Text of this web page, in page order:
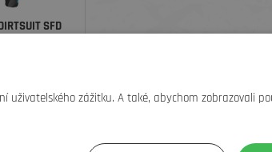
SFD
uživatelského zážitku. A také, abychom zobrazovali